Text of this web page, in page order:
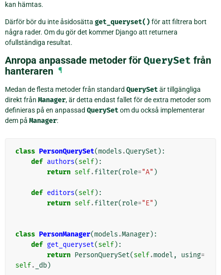
kan hämtas.
Därför bör du inte åsidosätta get_queryset() för att filtrera bort
några rader. Om du gör det kommer Django att returnera
ofullständiga resultat.
Anropa anpassade metoder för QuerySet från
hanteraren ¶
Medan de flesta metoder från standard QuerySetär tillgängliga
direkt från Manager, är detta endast fallet för de extra metoder som
definieras på en anpassad QuerySetom du också implementerar
dem på Manager:
class PersonQuerySet(models .QuerySet ):
def authors(self):
return self.filter(role="A" )
def editors(self):
return self.filter(role="E" )
class PersonManager(models .Manager):
def get_queryset(self):
return PersonQuerySet(self.model , using=
self. _db)